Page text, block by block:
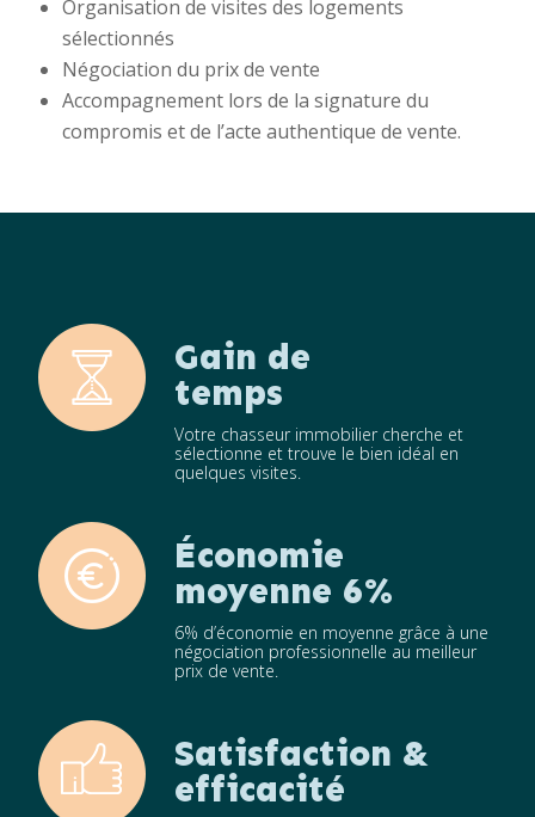
Organisation de visites des logements
sélectionnés
Négociation du prix de vente
Accompagnement lors de la signature du
compromis et de l’acte authentique de vente.
Gain de
temps
Votre chasseur immobilier cherche et
sélectionne et trouve le bien idéal en
quelques visites.
Économie
moyenne 6%
6% d’économie en moyenne grâce à une
négociation professionnelle au meilleur
prix de vente.
Satisfaction &
efficacité